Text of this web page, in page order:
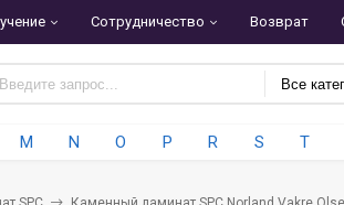
Сотрудничество Возврат
Все
M N O P R S T